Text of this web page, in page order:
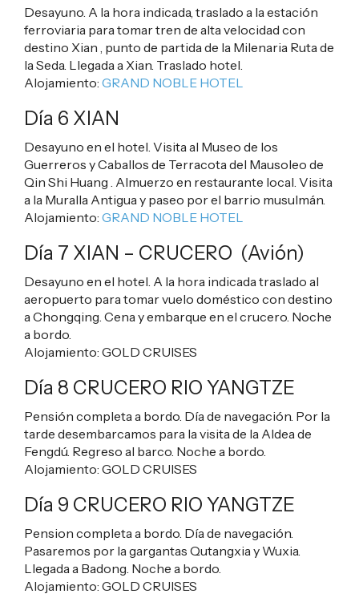
Desayuno. A la hora indicada, traslado a la estación
ferroviaria para tomar tren de alta velocidad con
destino Xian , punto de partida de la Milenaria Ruta de
la Seda. Llegada a Xian. Traslado hotel.
Alojamiento: GRAND NOBLE HOTEL
Día 6 XIAN
Desayuno en el hotel. Visita al Museo de los
Guerreros y Caballos de Terracota del Mausoleo de
Qin Shi Huang . Almuerzo en restaurante local. Visita
a la Muralla Antigua y paseo por el barrio musulmán.
Alojamiento: GRAND NOBLE HOTEL
Día 7 XIAN – CRUCERO (Avión)
Desayuno en el hotel. A la hora indicada traslado al
aeropuerto para tomar vuelo doméstico con destino
a Chongqing. Cena y embarque en el crucero. Noche
a bordo.
Alojamiento: GOLD CRUISES
Día 8 CRUCERO RIO YANGTZE
Pensión completa a bordo. Día de navegación. Por la
tarde desembarcamos para la visita de la Aldea de
Fengdú. Regreso al barco. Noche a bordo.
Alojamiento: GOLD CRUISES
Día 9 CRUCERO RIO YANGTZE
Pension completa a bordo. Día de navegación.
Pasaremos por la gargantas Qutangxia y Wuxia.
Llegada a Badong. Noche a bordo.
Alojamiento: GOLD CRUISES